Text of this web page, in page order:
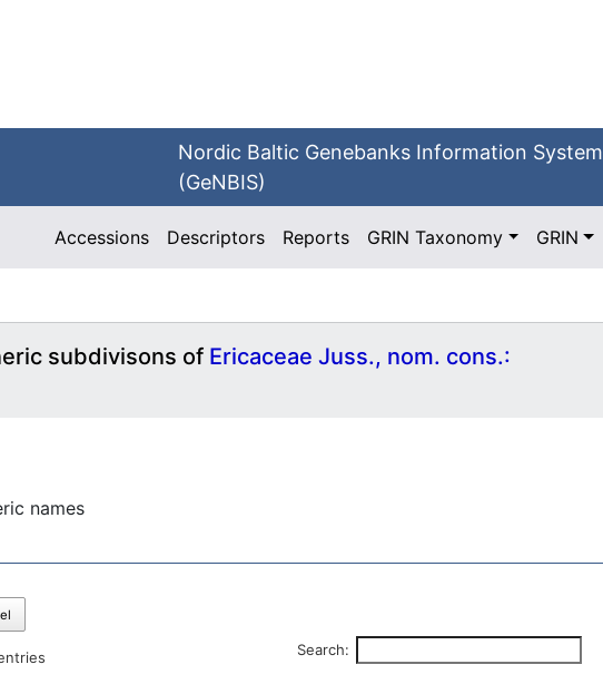
Nordic Baltic Genebanks Information System
(GeNBIS)
Accessions Descriptors Reports GRIN Taxonomy GRIN
subdivisons of Ericaceae Juss., nom. cons.:
names
Search: